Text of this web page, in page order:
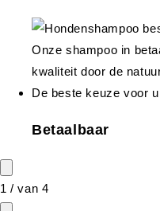
Betaalbaar
1 /van 4